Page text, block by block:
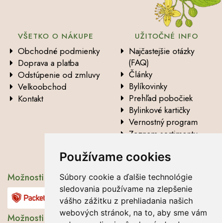
Používame cookies
Súbory cookie a ďalšie technológie
sledovania používame na zlepšenie
vášho zážitku z prehliadania našich
webových stránok, na to, aby sme vám
VŠETKO O NÁKUPE
Obchodné podmienky
Doprava a platba
Odstúpenie od zmluvy
Velkoobchod
Kontakt
UŽITOČNÉ INFO
Najčastejšie otázky
(FAQ)
Články
Bylíkovinky
Prehľad pobočiek
Bylinkové kartičky
Vernostný program
Zoznam sortimentu
údajov
Možnosti dopravy
Možnosti platby